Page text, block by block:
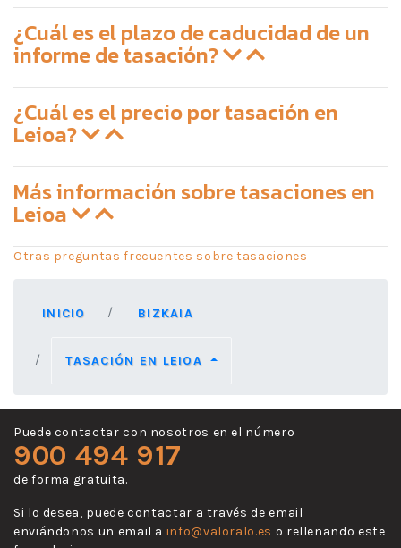
¿Cuál es el plazo de caducidad de un
informe de tasación?
¿Cuál es el precio por tasación en
Leioa?
Más información sobre tasaciones en
Leioa
Otras preguntas frecuentes sobre tasaciones
INICIO BIZKAIA
TASACIÓN EN LEIOA
Puede contactar con nosotros en el número
900 494 917
de forma gratuita.
Si lo desea, puede contactar a través de email
enviándonos un email a info@valoralo.es o rellenando este